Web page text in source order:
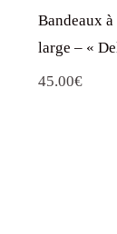
Bandeaux
large – «
45.00€